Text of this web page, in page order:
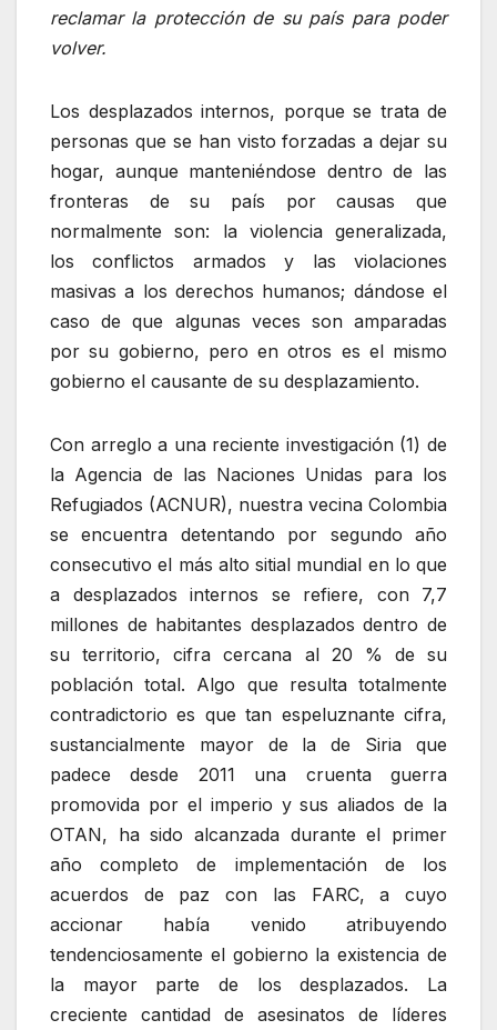
reclamar la protección de su país para poder
volver.
Los desplazados internos, porque se trata de
personas que se han visto forzadas a dejar su
hogar, aunque manteniéndose dentro de las
fronteras de su país por causas que
normalmente son: la violencia generalizada,
los conflictos armados y las violaciones
masivas a los derechos humanos; dándose el
caso de que algunas veces son amparadas
por su gobierno, pero en otros es el mismo
gobierno el causante de su desplazamiento.
Con arreglo a una reciente investigación (1) de
la Agencia de las Naciones Unidas para los
Refugiados (ACNUR), nuestra vecina Colombia
se encuentra detentando por segundo año
consecutivo el más alto sitial mundial en lo que
a desplazados internos se refiere, con 7,7
millones de habitantes desplazados dentro de
su territorio, cifra cercana al 20 % de su
población total. Algo que resulta totalmente
contradictorio es que tan espeluznante cifra,
sustancialmente mayor de la de Siria que
padece desde 2011 una cruenta guerra
promovida por el imperio y sus aliados de la
OTAN, ha sido alcanzada durante el primer
año completo de implementación de los
acuerdos de paz con las FARC, a cuyo
accionar había venido atribuyendo
tendenciosamente el gobierno la existencia de
la mayor parte de los desplazados. La
creciente cantidad de asesinatos de líderes